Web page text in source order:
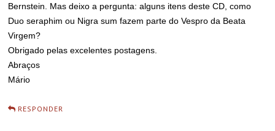
Bernstein. Mas deixo a pergunta: alguns itens deste CD, como
Duo seraphim ou Nigra sum fazem parte do Vespro da Beata
Virgem?
Obrigado pelas excelentes postagens.
Abraços
Mário
RESPONDER